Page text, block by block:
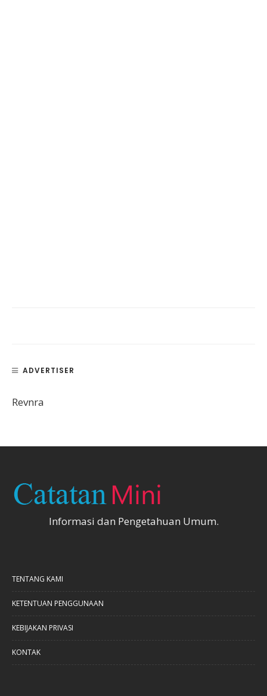
ADVERTISER
Revnra
Informasi dan Pengetahuan Umum.
TENTANG KAMI
KETENTUAN PENGGUNAAN
KEBIJAKAN PRIVASI
KONTAK